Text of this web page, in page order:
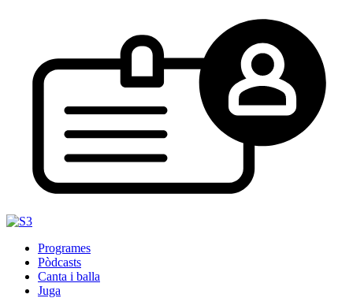
Programes
Pòdcasts
Canta i balla
Juga